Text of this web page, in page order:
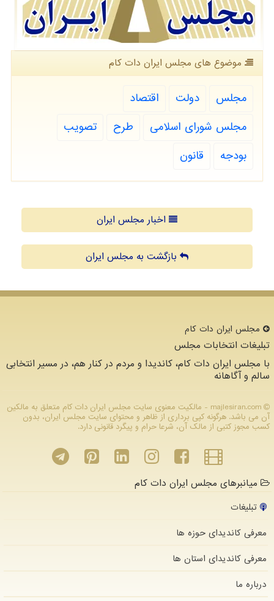
موضوع های مجلس ایران دات كام
مجلس دولت
اقتصاد
مجلس شورای اسلامی
طرح
تصویب
بودجه
قانون
اخبار مجلس ایران
بازگشت به مجلس ایران
مجلس ایران دات كام
تبلیغات انتخابات مجلس
با مجلس ایران دات کام، کاندیدا و مردم در کنار هم، در مسیر انتخابی
سالم و آگاهانه
majlesiran.com - مالکیت معنوی سایت مجلس ایران دات كام متعلق به مالکین
آن می باشد. هرگونه کپی برداری از ظاهر و محتوای سایت مجلس ایران، بدون
کسب مجوز کتبی از مالک آن، شرعا حرام و پیگرد قانونی دارد.
میانبرهای مجلس ایران دات کام
تبلیغات
معرفی کاندیدای حوزه ها
معرفی کاندیدای استان ها
درباره ما